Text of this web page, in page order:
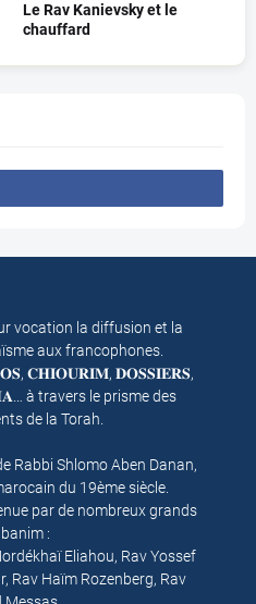
Le Rav Kanievsky et le
chauffard
vocation la diffusion et la
aux francophones.
𝐂𝐇𝐈𝐎𝐔𝐑𝐈𝐌, 𝐃𝐎𝐒𝐒𝐈𝐄𝐑𝐒,
à travers le prisme des
de la Torah.
Rabbi Shlomo Aben Danan,
du 19ème siècle.
par de nombreux grands
:
Eliahou, Rav Yossef
Rav Haïm Rozenberg, Rav